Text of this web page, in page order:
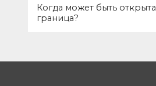
Когда может быть открыта
граница?